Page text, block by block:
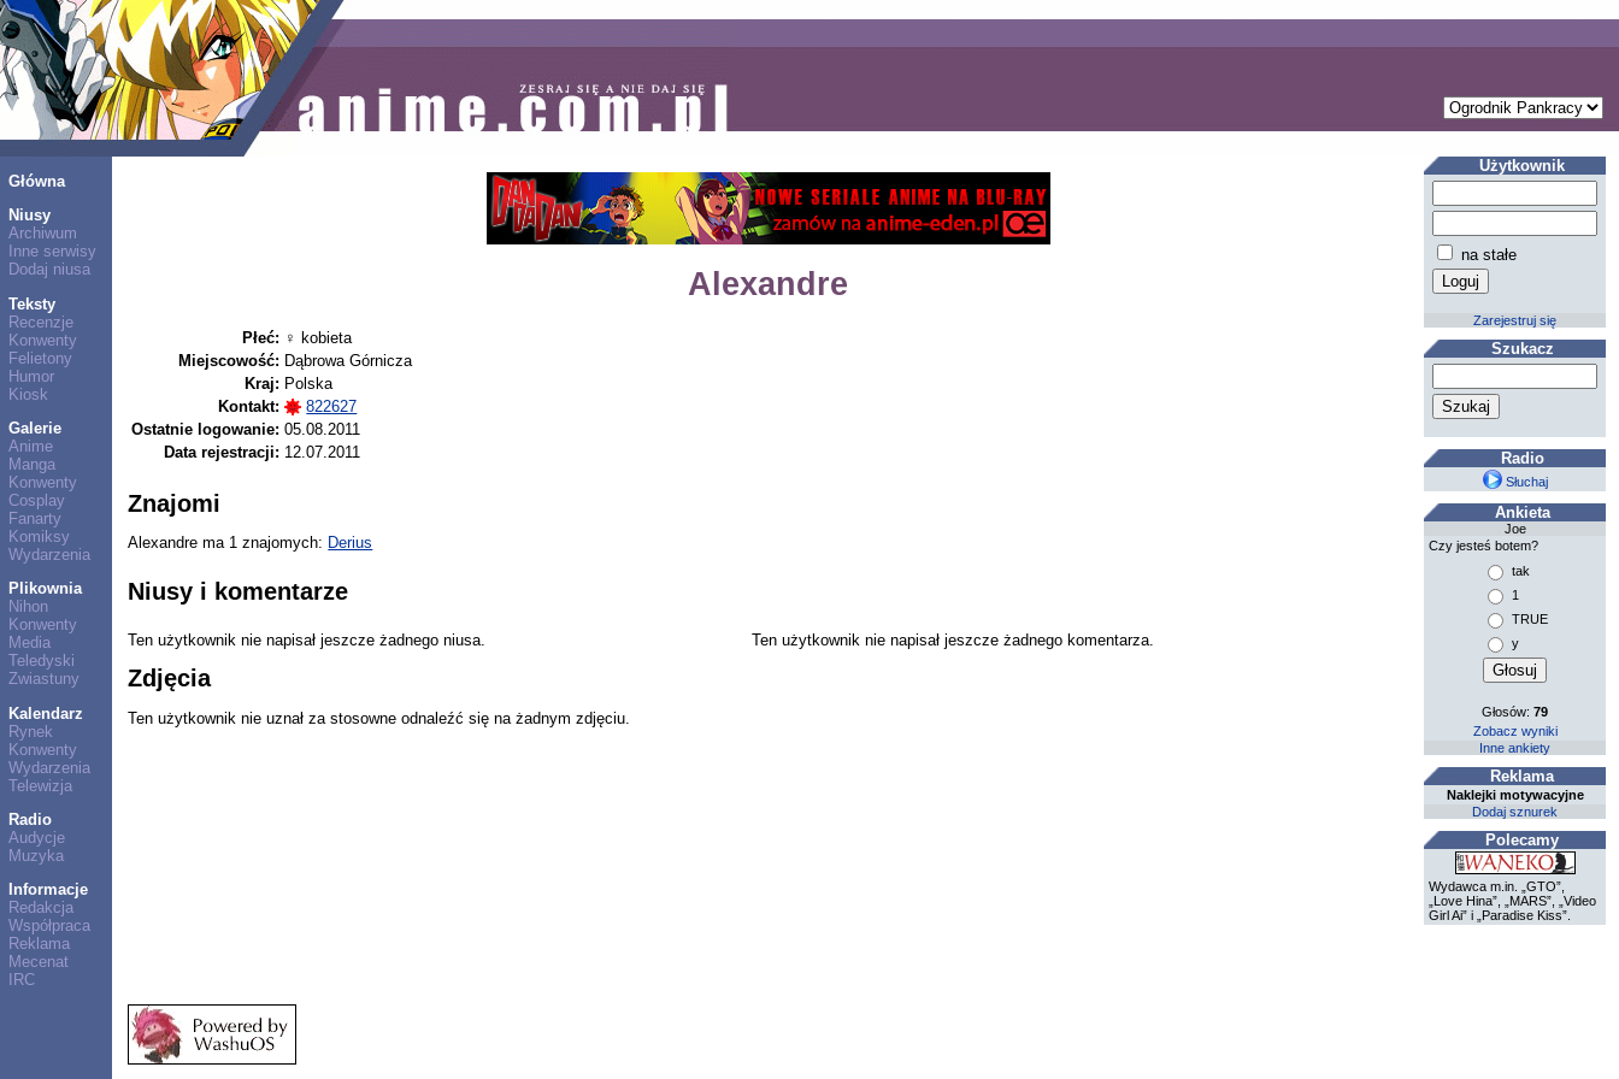
Główna
Niusy
Archiwum
Inne serwisy
Dodaj niusa
Teksty
Recenzje
Konwenty
Felietony
Humor
Kiosk
Galerie
Anime
Manga
Konwenty
Cosplay
Fanarty
Komiksy
Wydarzenia
Plikownia
Nihon
Konwenty
Media
Teledyski
Zwiastuny
Kalendarz
Rynek
Konwenty
Wydarzenia
Telewizja
Radio
Audycje
Muzyka
Informacje
Redakcja
Współpraca
Reklama
Mecenat
IRC
Alexandre
Płeć: ♀ kobieta
Miejscowość: Dąbrowa Górnicza
Kraj: Polska
Kontakt:
822627
Ostatnie logowanie: 05.08.2011
Data rejestracji: 12.07.2011
Znajomi
Alexandre ma 1 znajomych: Derius
Niusy i komentarze
Ten użytkownik nie napisał jeszcze żadnego niusa. Ten użytkownik nie napisał jeszcze żadnego komentarza.
Zdjęcia
Ten użytkownik nie uznał za stosowne odnaleźć się na żadnym zdjęciu.
Użytkownik
na stałe
Zarejestruj się
Szukacz
Radio
Słuchaj
Ankieta
Joe
Czy jesteś botem?
tak
1
TRUE
y
Głosów:79
Zobacz wyniki
Inne ankiety
Reklama
Naklejki motywacyjne
Dodaj sznurek
Polecamy
Wydawca m.in. „GTO”,
„Love Hina”, „MARS”, „Video
Girl Ai” i „Paradise Kiss”.